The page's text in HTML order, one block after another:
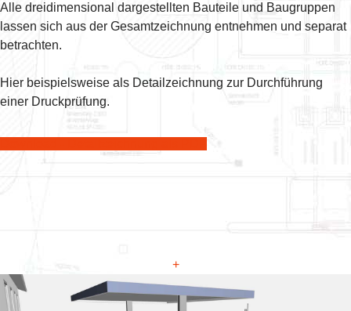
Alle dreidimensional dargestellten Bauteile und Baugruppen
lassen sich aus der Gesamtzeichnung entnehmen und separat
betrachten.
Hier beispielsweise als Detailzeichnung zur Durchführung
einer Druckprüfung.
+